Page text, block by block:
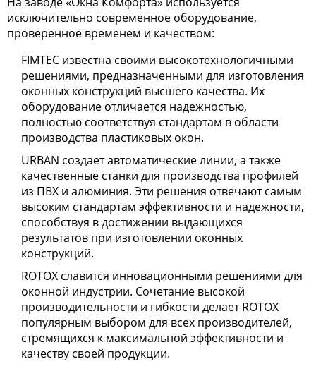
исключительно современное оборудование,
проверенное временем и качеством:
FIMTEC известна своими высокотехнологичными
решениями, предназначенными для изготовления
оконных конструкций высшего качества. Их
оборудование отличается надежностью,
полностью соответствуя стандартам в области
производства пластиковых окон.
URBAN создает автоматические линии, а также
качественные станки для производства профилей
из ПВХ и алюминия. Эти решения отвечают самым
высоким стандартам эффективности и надежности,
способствуя в достижении выдающихся
результатов при изготовлении оконных
конструкций.
ROTOX славится инновационными решениями для
оконной индустрии. Сочетание высокой
производительности и гибкости делает ROTOX
популярным выбором для всех производителей,
стремящихся к максимальной эффективности и
качеству своей продукции.